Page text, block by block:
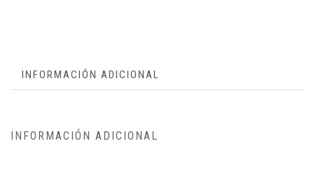
INFORMACIÓN ADICIONAL
INFORMACIÓN ADICIONAL